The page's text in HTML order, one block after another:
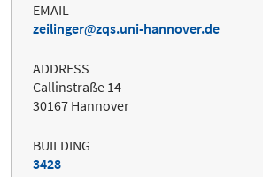
EMAIL
zeilinger
zqs.uni-hannover.de
ADDRESS
Callinstraße 14
30167 Hannover
BUILDING
3428